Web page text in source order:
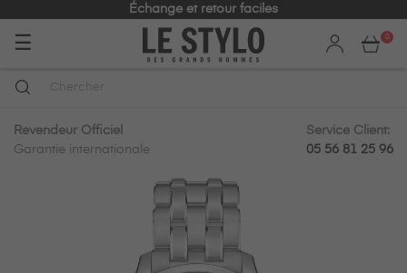
Échange et retour faciles
Basculer
navigation
☰ 0
Revendeur Officiel
Garantie internationale
Service Client:
05 56 81 25 96